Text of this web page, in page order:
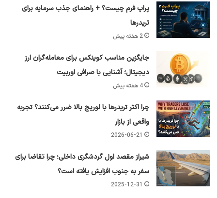
پراپ فرم چیست؟ + راهنمای جذب سرمایه برای
تریدرها
2 هفته پیش
جایگزین مناسب کوینکس برای معامله‌گران ارز
دیجیتال؛ آشنایی با صرافی اوربیت
4 هفته پیش
چرا اکثر تریدرها با لوریج بالا ضرر می‌کنند؟ تجربه
واقعی از بازار
2026-06-21
شیراز مقصد اول گردشگری داخلی؛ چرا تقاضا برای
سفر به جنوب افزایش یافته است؟
2025-12-31